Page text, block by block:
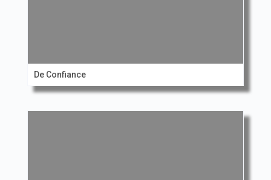
De Confiance